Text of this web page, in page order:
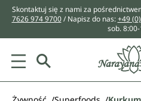
zawartości
Skontaktuj się z nami za
7626 974 9700/ Napisz do nas:+49
sob.